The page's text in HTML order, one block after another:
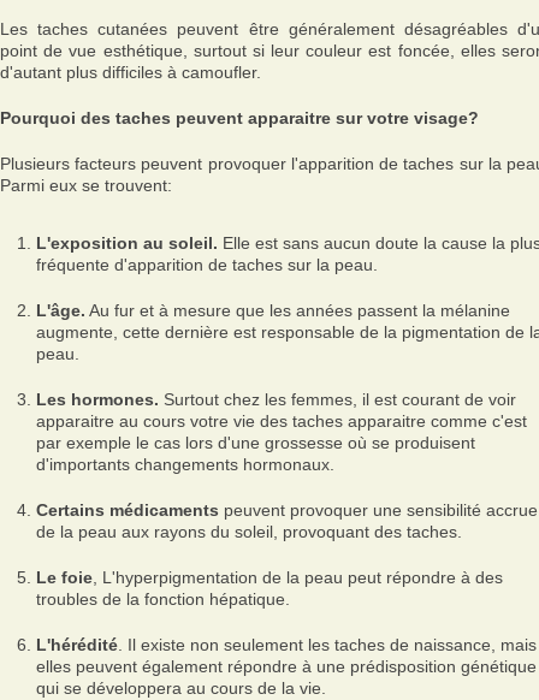
Les taches cutanées peuvent être généralement désagréables
point de vue esthétique, surtout si leur couleur est foncée, elles
d'autant plus difficiles à camoufler.
Pourquoi des taches peuvent apparaitre sur votre visage?
Plusieurs facteurs peuvent provoquer l'apparition de taches sur la
Parmi eux se trouvent:
L'exposition au soleil. Elle est sans aucun doute la cause la
fréquente d'apparition de taches sur la peau.
L'âge. Au fur et à mesure que les années passent la mélanine
augmente, cette dernière est responsable de la pigmentation de
peau.
Les hormones. Surtout chez les femmes, il est courant de voir
apparaitre au cours votre vie des taches apparaitre comme c'est
par exemple le cas lors d'une grossesse où se produisent
d'importants changements hormonaux.
Certains médicaments peuvent provoquer une sensibilité accrue
de la peau aux rayons du soleil, provoquant des taches.
Le foie, L'hyperpigmentation de la peau peut répondre à des
troubles de la fonction hépatique.
L'hérédité. Il existe non seulement les taches de naissance, mais
elles peuvent également répondre à une prédisposition génétique
qui se développera au cours de la vie.